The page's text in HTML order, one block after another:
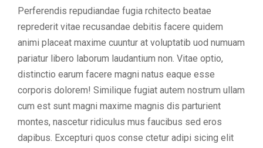
Perferendis repudiandae fugia rchitecto beatae
reprederit vitae recusandae debitis facere quidem
animi placeat maxime cuuntur at voluptatib uod numuam
pariatur libero laborum laudantium non. Vitae optio,
distinctio earum facere magni natus eaque esse
corporis dolorem! Similique fugiat autem nostrum ullam
cum est sunt magni maxime magnis dis parturient
montes, nascetur ridiculus mus faucibus sed eros
dapibus. Excepturi quos conse ctetur adipi sicing elit